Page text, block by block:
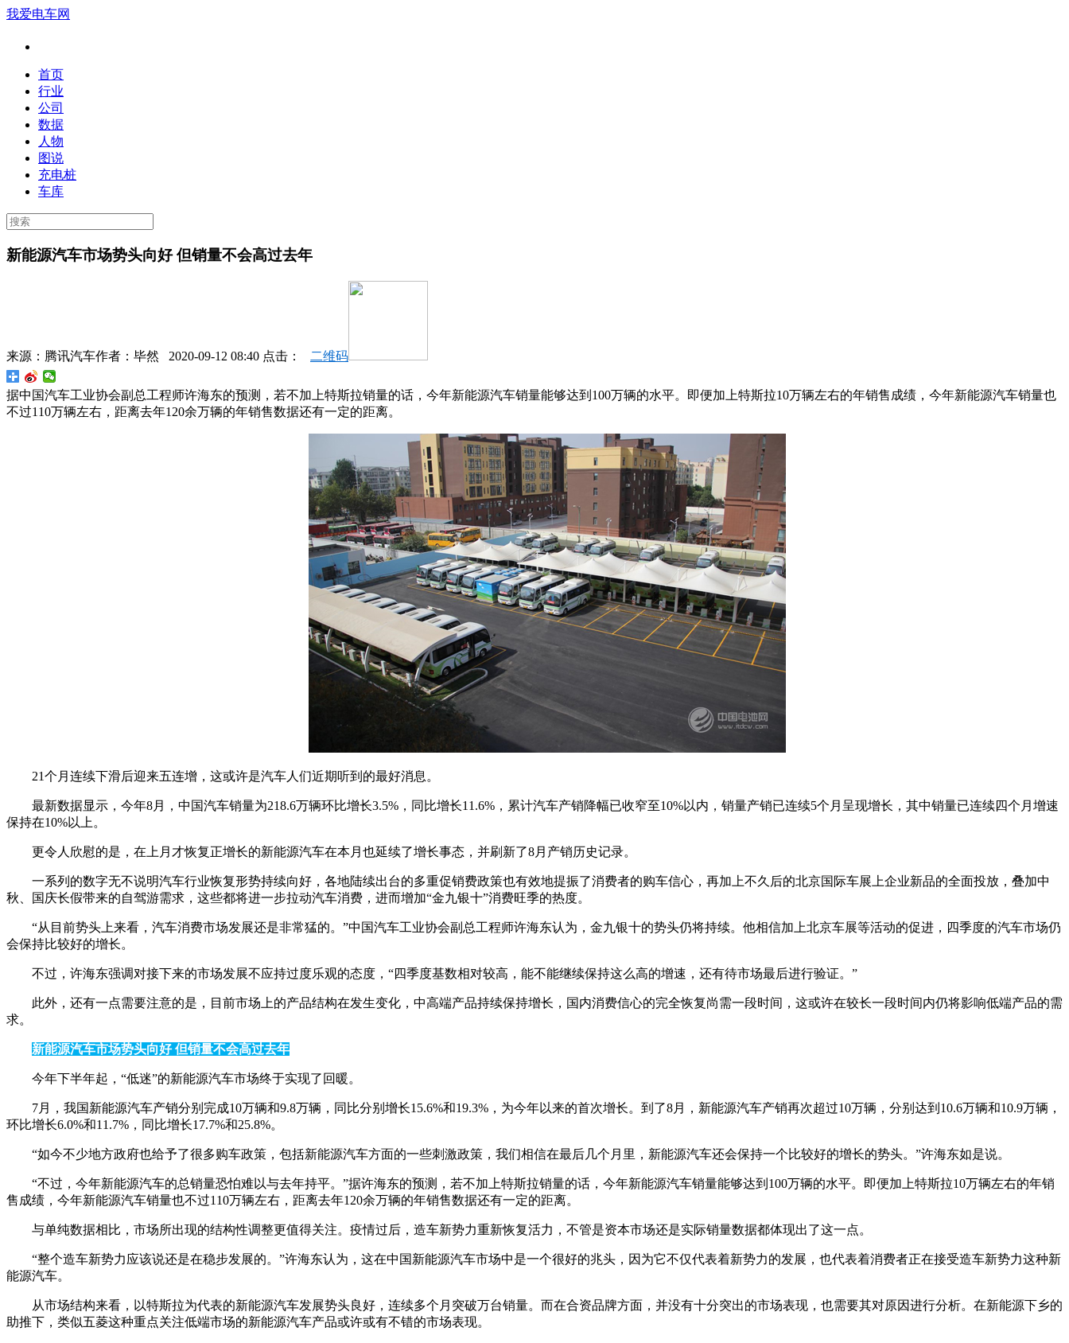
我爱电车网
首页
行业
公司
数据
人物
图说
充电桩
车库
新能源汽车市场势头向好 但销量不会高过去年
来源： 腾讯汽车作者： 毕然 2020-09-12 08:40 点击： 二维码
据中国汽车工业协会副总工程师许海东的预测，若不加上特斯拉销量的话，今年新能源汽车销量能够达到100万辆的水平。即便加上特斯拉10万辆左右的年销售成绩，今年新能源汽车销量也
不过110万辆左右，距离去年120余万辆的年销售数据还有一定的距离。
21个月连续下滑后迎来五连增，这或许是汽车人们近期听到的最好消息。
最新数据显示，今年8月，中国汽车销量为218.6万辆环比增长3.5%，同比增长11.6%，累计汽车产销降幅已收窄至10%以内，销量产销已连续5个月呈现增长，其中销量已连续四个月增速
保持在10%以上。
更令人欣慰的是，在上月才恢复正增长的新能源汽车在本月也延续了增长事态，并刷新了8月产销历史记录。
一系列的数字无不说明汽车行业恢复形势持续向好，各地陆续出台的多重促销费政策也有效地提振了消费者的购车信心，再加上不久后的北京国际车展上企业新品的全面投放，叠加中
秋、国庆长假带来的自驾游需求，这些都将进一步拉动汽车消费，进而增加“金九银十”消费旺季的热度。
“从目前势头上来看，汽车消费市场发展还是非常猛的。”中国汽车工业协会副总工程师许海东认为，金九银十的势头仍将持续。他相信加上北京车展等活动的促进，四季度的汽车市场仍
会保持比较好的增长。
不过，许海东强调对接下来的市场发展不应持过度乐观的态度，“四季度基数相对较高，能不能继续保持这么高的增速，还有待市场最后进行验证。”
此外，还有一点需要注意的是，目前市场上的产品结构在发生变化，中高端产品持续保持增长，国内消费信心的完全恢复尚需一段时间，这或许在较长一段时间内仍将影响低端产品的需
求。
新能源汽车市场势头向好 但销量不会高过去年
今年下半年起，“低迷”的新能源汽车市场终于实现了回暖。
7月，我国新能源汽车产销分别完成10万辆和9.8万辆，同比分别增长15.6%和19.3%，为今年以来的首次增长。到了8月，新能源汽车产销再次超过10万辆，分别达到10.6万辆和10.9万辆，
环比增长6.0%和11.7%，同比增长17.7%和25.8%。
“如今不少地方政府也给予了很多购车政策，包括新能源汽车方面的一些刺激政策，我们相信在最后几个月里，新能源汽车还会保持一个比较好的增长的势头。”许海东如是说。
“不过，今年新能源汽车的总销量恐怕难以与去年持平。”据许海东的预测，若不加上特斯拉销量的话，今年新能源汽车销量能够达到100万辆的水平。即便加上特斯拉10万辆左右的年销
售成绩，今年新能源汽车销量也不过110万辆左右，距离去年120余万辆的年销售数据还有一定的距离。
与单纯数据相比，市场所出现的结构性调整更值得关注。疫情过后，造车新势力重新恢复活力，不管是资本市场还是实际销量数据都体现出了这一点。
“整个造车新势力应该说还是在稳步发展的。”许海东认为，这在中国新能源汽车市场中是一个很好的兆头，因为它不仅代表着新势力的发展，也代表着消费者正在接受造车新势力这种新
能源汽车。
从市场结构来看，以特斯拉为代表的新能源汽车发展势头良好，连续多个月突破万台销量。而在合资品牌方面，并没有十分突出的市场表现，也需要其对原因进行分析。在新能源下乡的
助推下，类似五菱这种重点关注低端市场的新能源汽车产品或许或有不错的市场表现。